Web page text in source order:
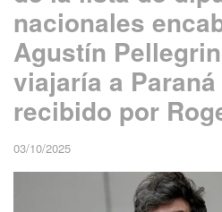
nacionales
Agustín
viajaría a
recibido por
03/10/2025